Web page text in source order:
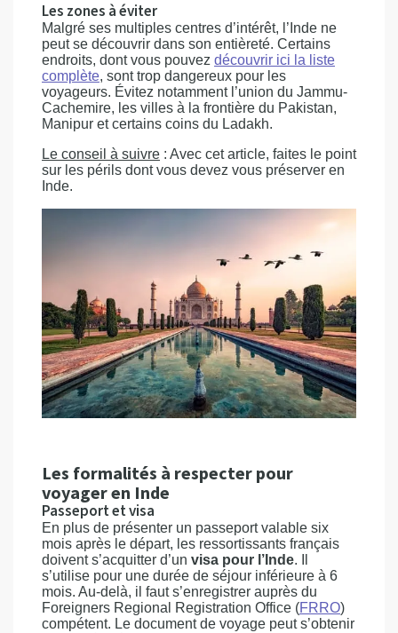
Les zones à éviter
Malgré ses multiples centres d’intérêt, l’Inde ne
peut se découvrir dans son entièreté. Certains
endroits, dont vous pouvez découvrir ici la liste
complète, sont trop dangereux pour les
voyageurs. Évitez notamment l’union du Jammu-
Cachemire, les villes à la frontière du Pakistan,
Manipur et certains coins du Ladakh.
Le conseil à suivre : Avec cet article, faites le point
sur les périls dont vous devez vous préserver en
Inde.
Les formalités à respecter pour
voyager en Inde
Passeport et visa
En plus de présenter un passeport valable six
mois après le départ, les ressortissants français
doivent s’acquitter d’un visa pour l’Inde. Il
s’utilise pour une durée de séjour inférieure à 6
mois. Au-delà, il faut s’enregistrer auprès du
Foreigners Regional Registration Office (FRRO)
compétent. Le document de voyage peut s’obtenir